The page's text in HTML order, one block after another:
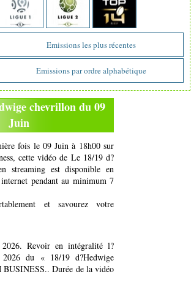
Emissions les plus récentes
Emissions par ordre alphabétique
chevrillon du 09
Juin
fois le 09 Juin à 18h00 sur
cette vidéo de Le 18/19 d?
streaming est disponible en
pendant au minimum 7
et savourez votre
Revoir en intégralité l?
du « 18/19 d?Hedwige
Durée de la vidéo